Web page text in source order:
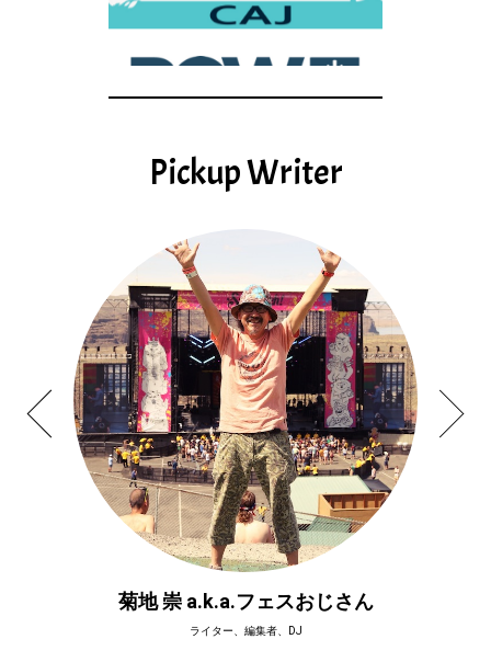
Pickup Writer
菊地 崇 a.k.a.フェスおじさん
ライター、編集者、DJ